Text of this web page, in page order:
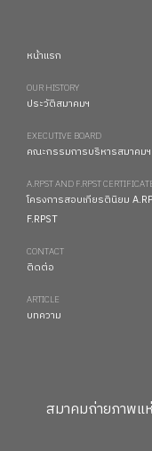
หน้าแรก
OUR HISTORY
ประวัติสมาคมฯ
EXECUTIVE BOARD
คณะกรรมการบริหารสมาคมฯ
A.RPST AND F.RPST
โครงการสอบเกียรตินิยม
F.RPST
CONTACT
ติดต่อ
ARTICLE
บทความ
สมาคมถ่ายภาพแ